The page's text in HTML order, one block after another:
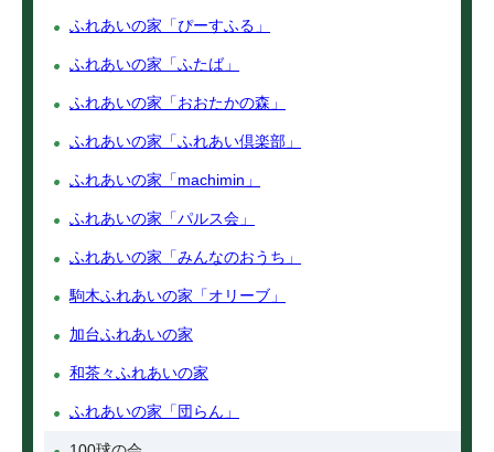
ふれあいの家「ぴーすふる」
ふれあいの家「ふたば」
ふれあいの家「おおたかの森」
ふれあいの家「ふれあい倶楽部」
ふれあいの家「machimin」
ふれあいの家「パルス会」
ふれあいの家「みんなのおうち」
駒木ふれあいの家「オリーブ」
加台ふれあいの家
和茶々ふれあいの家
ふれあいの家「団らん」